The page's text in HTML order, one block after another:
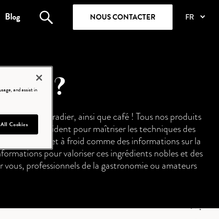
Blog NOUS CONTACTER FR
?
rose et bigaradier, ainsi que café ! Tous nos produits
vous guident pour maîtriser les techniques des
à chaud et à froid comme des informations sur la
pour valoriser ces ingrédients nobles et des
professionnels de la gastronomie ou amateurs
and assist in
Cookies